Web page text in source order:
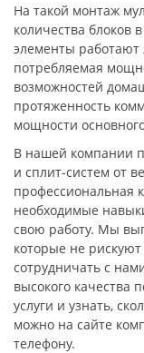
На такой монтаж
количества блоков
элементы работают
потребляемая
возможностей
протяженность
мощности
В нашей компании
и сплит-систем от
профессиональная
необходимые
свою работу. Мы
которые не
сотрудничать с
высокого качества
услуги и узнать,
можно на сайте
телефону.